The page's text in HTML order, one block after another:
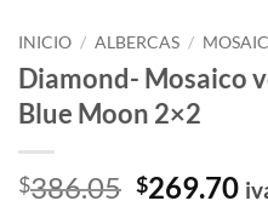
INICIO / ALBERCAS /
Diamond- Mosaico
Blue Moon 2×2
$386.05 El
$269.70El